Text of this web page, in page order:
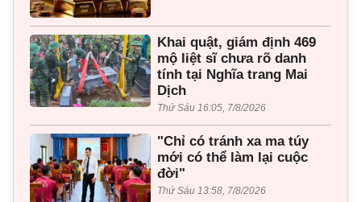
Khai quật, giám định 469
mộ liệt sĩ chưa rõ danh
tính tại Nghĩa trang Mai
Dịch
Thứ Sáu 16:05, 7/8/2026
"Chỉ có tránh xa ma túy
mới có thể làm lại cuộc
đời"
Thứ Sáu 13:58, 7/8/2026